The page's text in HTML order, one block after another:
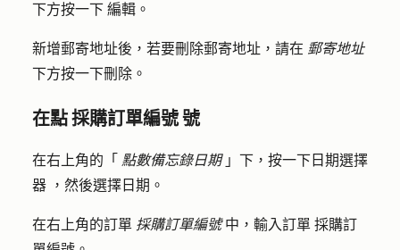
下方按一下 編輯 。
新增郵寄地址後，若要刪除郵寄地址，請在 郵寄地址
下方按一下刪除 。
在點 採購訂單編號 號
在右上角的「 點數備忘錄日期」下，按一下 日期選擇
器 ，然後選擇 日期 。
在右上角的訂單 採購訂單編號中，輸入訂單 採購訂